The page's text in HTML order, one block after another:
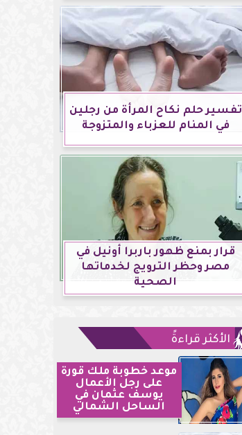
تفسير حلم نكاح المرأة من رجلين
في المنام للعزباء والمتزوجة
قرار بمنع ظهور باربرا أونيل في
مصر وحظر الترويج لخدماتها
الصحية
الأكثر قراءةً
موعد خطوبة ملك قورة
على رجل الأعمال
يوسف عثمان في
الساحل الشمالي